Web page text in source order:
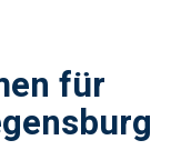
für